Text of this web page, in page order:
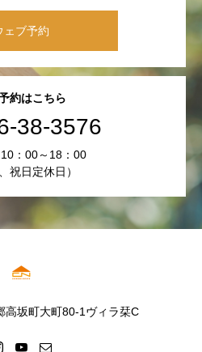
ェブ予約
約はこちら
38-3576
：00～18：00
祝日定休日）
高坂町大町80-1ヴィラ栞C